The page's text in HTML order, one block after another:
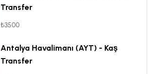
Transfer
₺3500
Antalya Havalimanı (AYT) - Kaş
Transfer